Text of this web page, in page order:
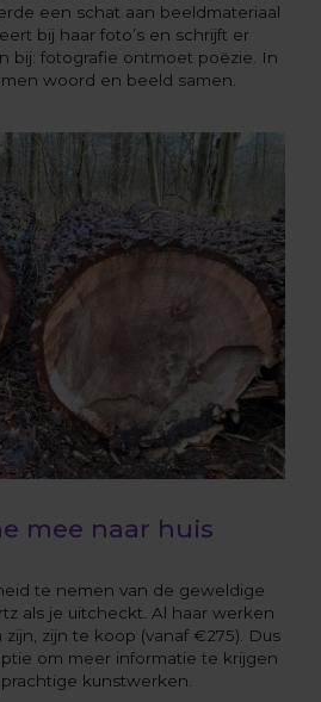
een schat aan beeldmateriaal
bij haar foto’s en schrijft er
bij: fotografie ontmoet poëzie. In
woord en beeld samen.
mee naar huis
te nemen van de geweldige
als je uitcheckt. Al haar werken
zijn te koop (vanaf €275). Dus
om meer informatie te krijgen
kunstwerken.